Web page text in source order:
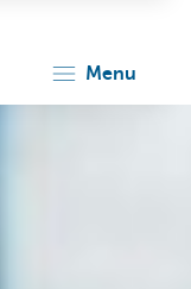
menu